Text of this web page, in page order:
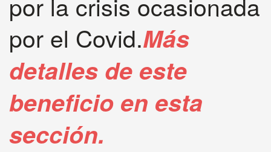
por el Covid.Más
detalles de este
beneficio en esta
sección.